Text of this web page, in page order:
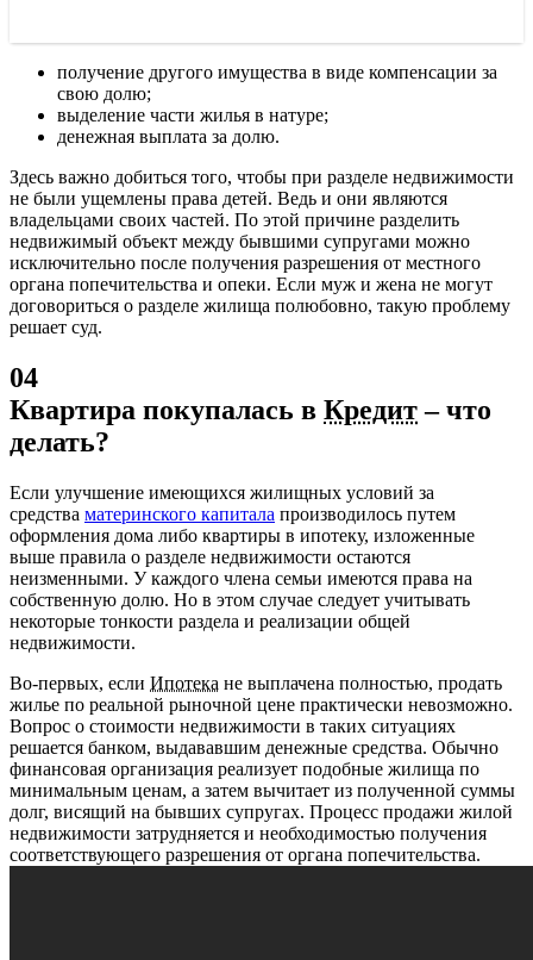
получение другого имущества в виде компенсации за
свою долю;
выделение части жилья в натуре;
денежная выплата за долю.
Здесь важно добиться того, чтобы при разделе недвижимости
не были ущемлены права детей. Ведь и они являются
владельцами своих частей. По этой причине разделить
недвижимый объект между бывшими супругами можно
исключительно после получения разрешения от местного
органа попечительства и опеки. Если муж и жена не могут
договориться о разделе жилища полюбовно, такую проблему
решает суд.
04
Квартира покупалась в Кредит– что
делать?
Если улучшение имеющихся жилищных условий за
средства материнского капитала производилось путем
оформления дома либо квартиры в ипотеку, изложенные
выше правила о разделе недвижимости остаются
неизменными. У каждого члена семьи имеются права на
собственную долю. Но в этом случае следует учитывать
некоторые тонкости раздела и реализации общей
недвижимости.
Во-первых, если Ипотека не выплачена полностью, продать
жилье по реальной рыночной цене практически невозможно.
Вопрос о стоимости недвижимости в таких ситуациях
решается банком, выдававшим денежные средства. Обычно
финансовая организация реализует подобные жилища по
минимальным ценам, а затем вычитает из полученной суммы
долг, висящий на бывших супругах. Процесс продажи жилой
недвижимости затрудняется и необходимостью получения
соответствующего разрешения от органа попечительства.